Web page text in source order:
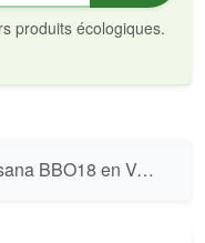
produits écologiques.
avec Bouchon en Bambou - 500 ml